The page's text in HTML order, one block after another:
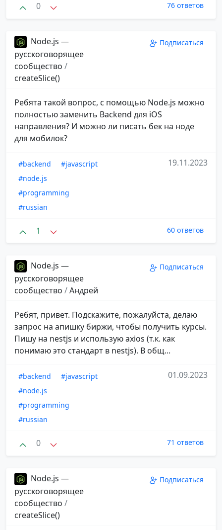
0 76 ответов
Node.js —
русскоговорящее
сообщество /
createSlice()
Подписаться
Ребята такой вопрос, с помощью Node.js можно
полностью заменить Backend для iOS
направления? И можно ли писать бек на ноде
для мобилок?
#backend
#javascript
#node.js
#programming
#russian
19.11.2023
1 60 ответов
Node.js —
русскоговорящее
сообщество /Андрей
Подписаться
Ребят, привет. Подскажите, пожалуйста, делаю
запрос на апишку биржи, чтобы получить курсы.
Пишу на nestjs и использую axios (т.к. как
понимаю это стандарт в nestjs). В общ...
#backend
#javascript
#node.js
#programming
#russian
01.09.2023
0 71 ответов
Node.js —
русскоговорящее
сообщество /
createSlice()
Подписаться